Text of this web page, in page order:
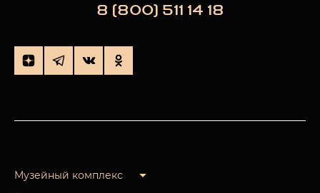
8 (800) 511 14 18
Музейный комплекс